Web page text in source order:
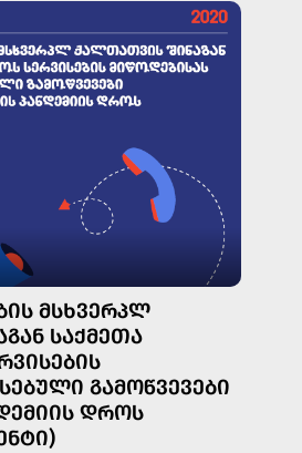
ᲛᲡᲮᲕᲔᲠᲞᲚ
ᲡᲐᲥᲛᲔᲗᲐ
ᲒᲐᲛᲝᲬᲕᲔᲕᲔᲑᲘ
ᲓᲠᲝᲡ